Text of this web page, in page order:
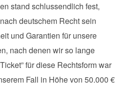
stand schlussendlich fest,
deutschem Recht sein
und Garantien für unsere
nach denen wir so lange
für diese Rechtsform war
Fall in Höhe von 50.000 €